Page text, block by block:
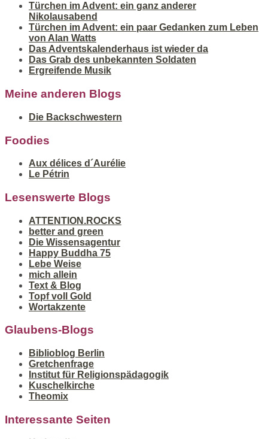
Türchen im Advent: ein ganz anderer
Nikolausabend
Türchen im Advent: ein paar Gedanken zum Leben
von Alan Watts
Das Adventskalenderhaus ist wieder da
Das Grab des unbekannten Soldaten
Ergreifende Musik
Meine anderen Blogs
Die Backschwestern
Foodies
Aux délices d´Aurélie
Le Pétrin
Lesenswerte Blogs
ATTENTION.ROCKS
better and green
Die Wissensagentur
Happy Buddha 75
Lebe Weise
mich allein
Text & Blog
Topf voll Gold
Wortakzente
Glaubens-Blogs
Biblioblog Berlin
Gretchenfrage
Institut für Religionspädagogik
Kuschelkirche
Theomix
Interessante Seiten